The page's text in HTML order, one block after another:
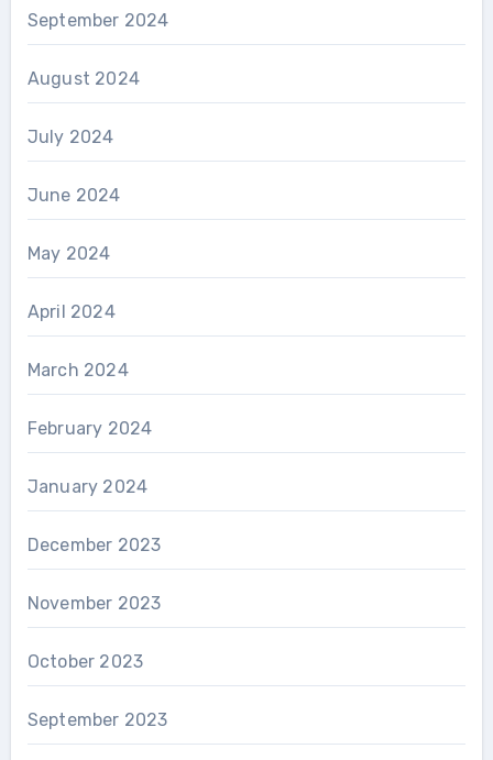
September 2024
August 2024
July 2024
June 2024
May 2024
April 2024
March 2024
February 2024
January 2024
December 2023
November 2023
October 2023
September 2023